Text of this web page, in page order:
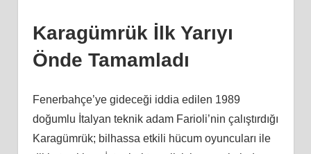
Karagümrük İlk Yarıyı
Önde Tamamladı
Fenerbahçe’ye gideceği iddia edilen 1989
doğumlu İtalyan teknik adam Farioli’nin çalıştırdığı
Karagümrük; bilhassa etkili hücum oyuncuları ile